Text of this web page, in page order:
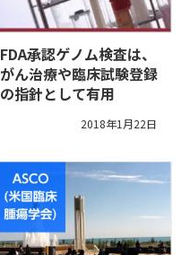
FDA承認ゲノム検査は、
がん治療や臨床試験登録
の指針として有用
2018年1月22日